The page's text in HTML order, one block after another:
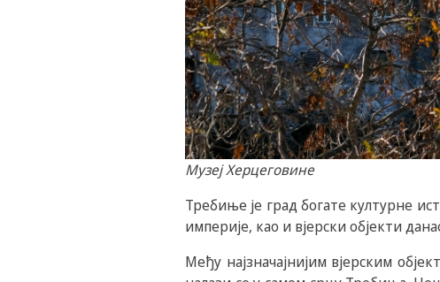
Музеј Херцеговине
Требиње је град богате културне
империје, као и вјерски објекти
Међу најзначајнијим вјерским